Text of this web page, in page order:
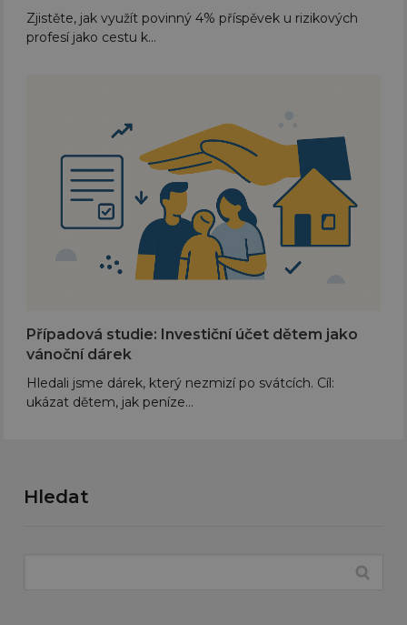
Zjistěte, jak využít povinný 4% příspěvek u rizikových
profesí jako cestu k…
Případová studie: Investiční účet dětem jako
vánoční dárek
Hledali jsme dárek, který nezmizí po svátcích. Cíl:
ukázat dětem, jak peníze…
Hledat